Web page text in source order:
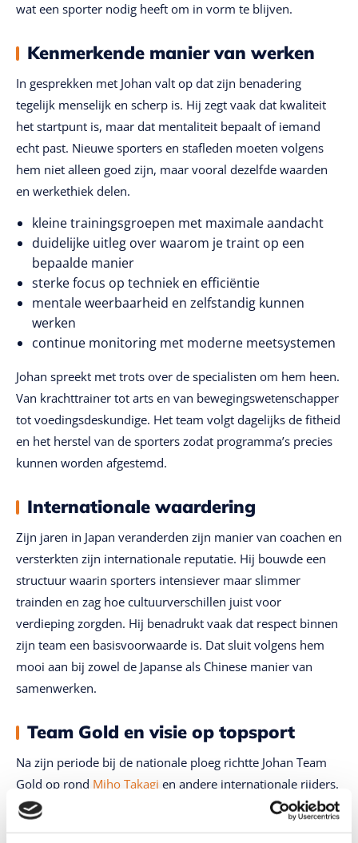
wat een sporter nodig heeft om in vorm te blijven.
Kenmerkende manier van werken
In gesprekken met Johan valt op dat zijn benadering
tegelijk menselijk en scherp is. Hij zegt vaak dat kwaliteit
het startpunt is, maar dat mentaliteit bepaalt of iemand
echt past. Nieuwe sporters en stafleden moeten volgens
hem niet alleen goed zijn, maar vooral dezelfde waarden
en werkethiek delen.
kleine trainingsgroepen met maximale aandacht
duidelijke uitleg over waarom je traint op een
bepaalde manier
sterke focus op techniek en efficiëntie
mentale weerbaarheid en zelfstandig kunnen
werken
continue monitoring met moderne meetsystemen
Johan spreekt met trots over de specialisten om hem heen.
Van krachttrainer tot arts en van bewegingswetenschapper
tot voedingsdeskundige. Het team volgt dagelijks de fitheid
en het herstel van de sporters zodat programma’s precies
kunnen worden afgestemd.
Internationale waardering
Zijn jaren in Japan veranderden zijn manier van coachen en
versterkten zijn internationale reputatie. Hij bouwde een
structuur waarin sporters intensiever maar slimmer
trainden en zag hoe cultuurverschillen juist voor
verdieping zorgden. Hij benadrukt vaak dat respect binnen
zijn team een basisvoorwaarde is. Dat sluit volgens hem
mooi aan bij zowel de Japanse als Chinese manier van
samenwerken.
Team Gold en visie op topsport
Na zijn periode bij de nationale ploeg richtte Johan Team
Gold op rond Miho Takagi en andere internationale rijders.
De ploeg is compact, flexibel en werkt met korte lijnen. De